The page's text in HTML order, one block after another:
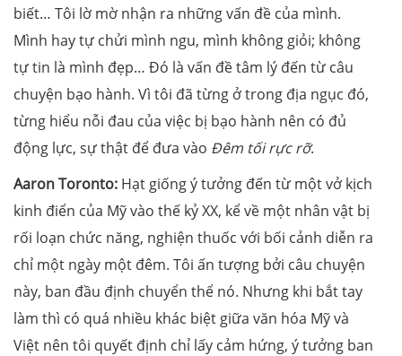
biết… Tôi lờ mờ nhận ra những vấn đề của mình.
Mình hay tự chửi mình ngu, mình không giỏi; không
tự tin là mình đẹp… Đó là vấn đề tâm lý đến từ câu
chuyện bạo hành. Vì tôi đã từng ở trong địa ngục đó,
từng hiểu nỗi đau của việc bị bạo hành nên có đủ
động lực, sự thật để đưa vào Đêm tối rực rỡ.
Aaron Toronto: Hạt giống ý tưởng đến từ một vở kịch
kinh điển của Mỹ vào thế kỷ XX, kể về một nhân vật bị
rối loạn chức năng, nghiện thuốc với bối cảnh diễn ra
chỉ một ngày một đêm. Tôi ấn tượng bởi câu chuyện
này, ban đầu định chuyển thể nó. Nhưng khi bắt tay
làm thì có quá nhiều khác biệt giữa văn hóa Mỹ và
Việt nên tôi quyết định chỉ lấy cảm hứng, ý tưởng ban